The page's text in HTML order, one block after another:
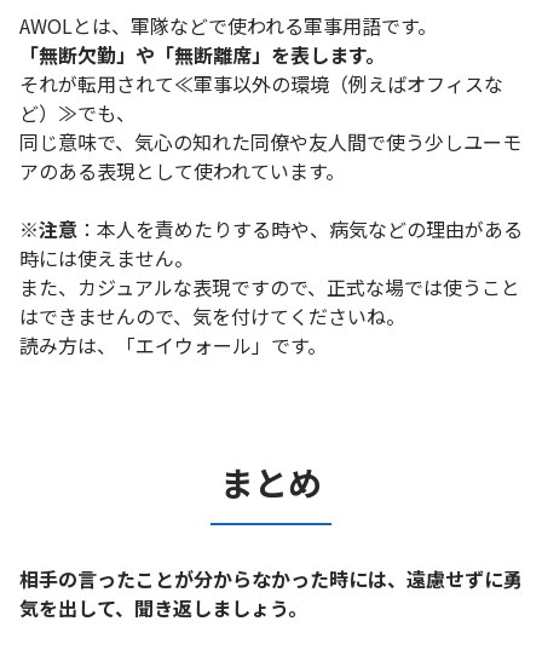
AWOLとは、軍隊などで使われる軍事用語です。
「無断欠勤」や「無断離席」を表します。
それが転用されて≪軍事以外の環境（例えばオフィスな
ど）≫でも、
同じ意味で、気心の知れた同僚や友人間で使う少しユーモ
アのある表現として使われています。
※注意 ：本人を責めたりする時や、病気などの理由がある
時には使えません。
また、カジュアルな表現ですので、正式な場では使うこと
はできませんので、気を付けてくださいね。
読み方は、「エイウォール」です。
まとめ
相手の言ったことが分からなかった時には、遠慮せずに勇
気を出して、聞き返しましょう。